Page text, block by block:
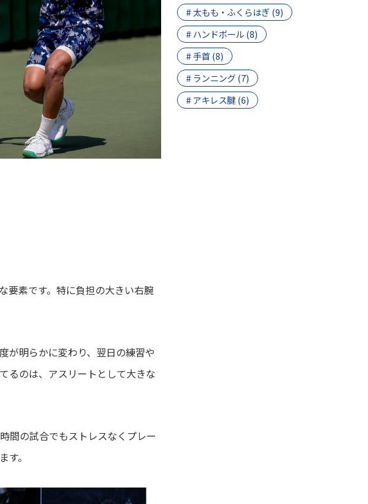
要素です。特に負担の大きい右腕
が明らかに変わり、翌日の練習や
るのは、アスリートとして大きな
間の試合でもストレスなくプレー
。
# 太もも・ふくらはぎ (9)
# ハンドボール (8)
# 手首 (8)
# ランニング (7)
# アキレス腱 (6)